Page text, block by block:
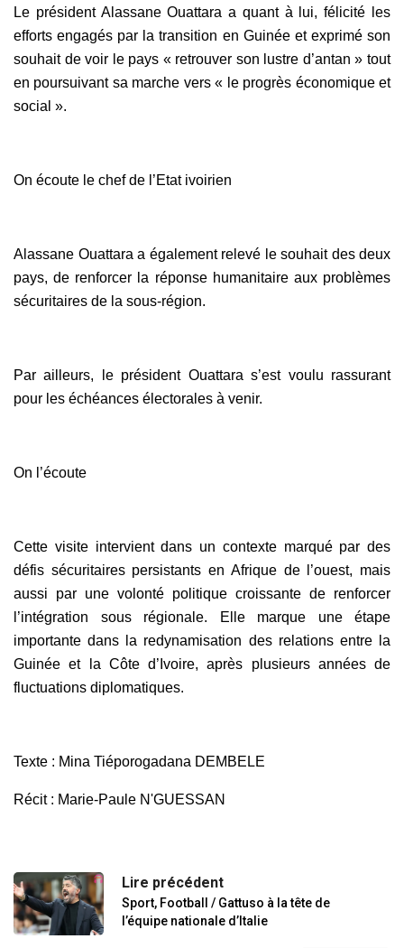
Le président Alassane Ouattara a quant à lui, félicité les
efforts engagés par la transition en Guinée et exprimé son
souhait de voir le pays « retrouver son lustre d’antan » tout
en poursuivant sa marche vers « le progrès économique et
social ».
On écoute le chef de l’Etat ivoirien
Alassane Ouattara a également relevé le souhait des deux
pays, de renforcer la réponse humanitaire aux problèmes
sécuritaires de la sous-région.
Par ailleurs, le président Ouattara s’est voulu rassurant
pour les échéances électorales à venir.
On l’écoute
Cette visite intervient dans un contexte marqué par des
défis sécuritaires persistants en Afrique de l’ouest, mais
aussi par une volonté politique croissante de renforcer
l’intégration sous régionale. Elle marque une étape
importante dans la redynamisation des relations entre la
Guinée et la Côte d’Ivoire, après plusieurs années de
fluctuations diplomatiques.
Texte : Mina Tiéporogadana DEMBELE
Récit : Marie-Paule N'GUESSAN
Lire précédent
Sport, Football / Gattuso à la tête de
l’équipe nationale d’Italie